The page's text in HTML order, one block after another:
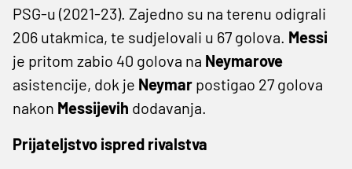
PSG-u (2021-23). Zajedno su na terenu odigrali
206 utakmica, te sudjelovali u 67 golova. Messi
je pritom zabio 40 golova na Neymarove
asistencije, dok je Neymar postigao 27 golova
nakon Messijevih dodavanja.
Prijateljstvo ispred rivalstva